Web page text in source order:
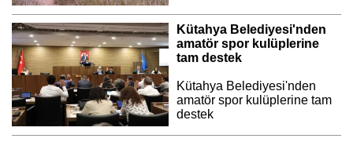
Kütahya Belediyesi'nden
amatör spor kulüplerine
tam destek
Kütahya Belediyesi'nden
amatör spor kulüplerine tam
destek